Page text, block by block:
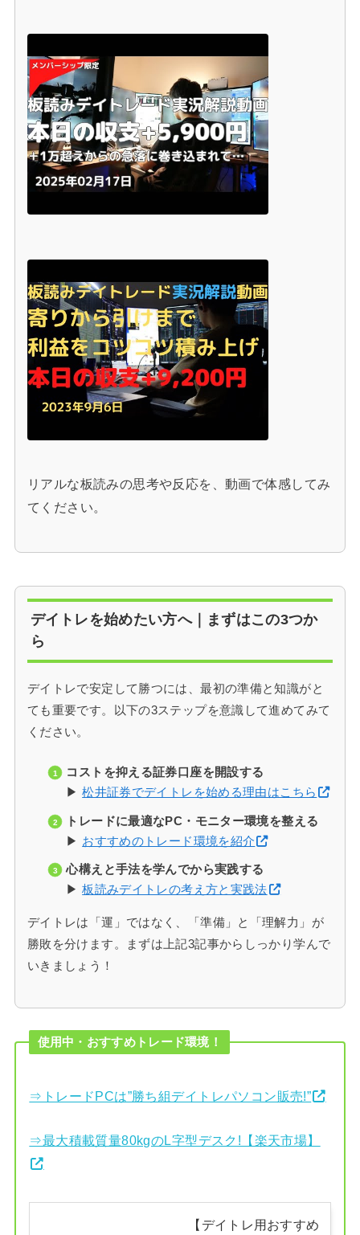
リアルな板読みの思考や反応を、動画で体感してみ
てください。
デイトレを始めたい方へ｜まずはこの3つか
ら
デイトレで安定して勝つには、最初の準備と知識がと
ても重要です。以下の3ステップを意識して進めてみて
ください。
コストを抑える証券口座を開設する
▶松井証券でデイトレを始める理由はこちら
トレードに最適なPC・モニター環境を整える
▶ おすすめのトレード環境を紹介
心構えと手法を学んでから実践する
▶板読みデイトレの考え方と実践法
デイトレは「運」ではなく、「準備」と「理解力」が
勝敗を分けます。まずは上記3記事からしっかり学んで
いきましょう！
使用中・おすすめトレード環境！
⇒トレードPCは”勝ち組デイトレパソコン販売!”
⇒最大積載質量80kgのL字型デスク!【楽天市場】
【デイトレ用おすすめ